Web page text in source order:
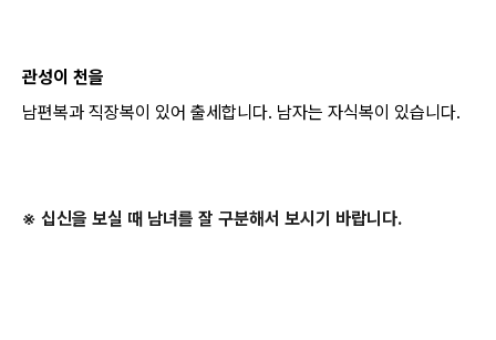
관성이 천을
남편복과 직장복이 있어 출세합니다. 남자는 자식복이 있습니다.
※ 십신을 보실 때 남녀를 잘 구분해서 보시기 바랍니다.